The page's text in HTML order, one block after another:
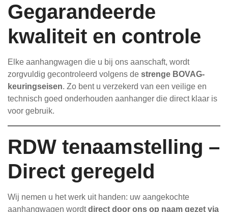
Gegarandeerde
kwaliteit en controle
Elke aanhangwagen die u bij ons aanschaft, wordt
zorgvuldig gecontroleerd volgens de strenge BOVAG-
keuringseisen. Zo bent u verzekerd van een veilige en
technisch goed onderhouden aanhanger die direct klaar is
voor gebruik.
RDW tenaamstelling –
Direct geregeld
Wij nemen u het werk uit handen: uw aangekochte
aanhangwagen wordtdirect door ons op naam gezet via